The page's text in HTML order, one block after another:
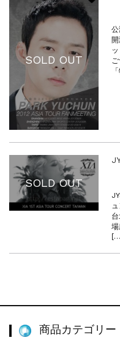
SOLD OUT
SOLD OUT
商品カテゴリー